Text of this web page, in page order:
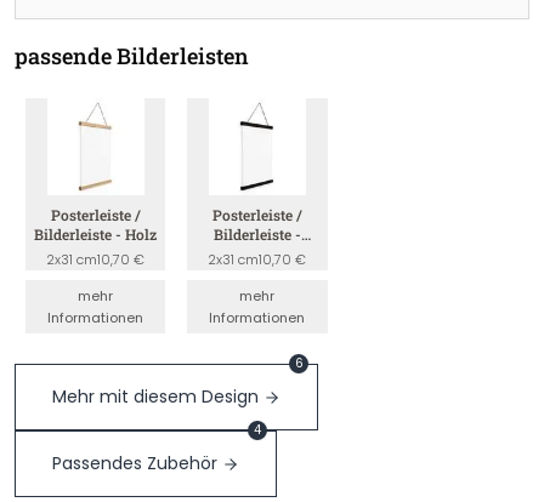
passende Bilderleisten
Posterleiste /
Bilderleiste - Holz
2x31 cm10,70 €
mehr
Informationen
Posterleiste /
Bilderleiste -
Schwarz
2x31 cm10,70 €
mehr
Informationen
Mehr mit diesem Design
6
Passendes Zubehör
4